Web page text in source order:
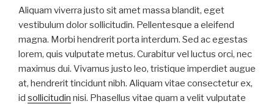
Aliquam viverra justo sit amet massa blandit, eget
vestibulum dolor sollicitudin. Pellentesque a eleifend
magna. Morbi hendrerit porta interdum. Sed ac egestas
lorem, quis vulputate metus. Curabitur vel luctus orci, nec
maximus dui. Vivamus justo leo, tristique imperdiet augue
at, hendrerit tincidunt nibh. Aliquam vitae consectetur ex,
id sollicitudin nisi. Phasellus vitae quam a velit vulputate